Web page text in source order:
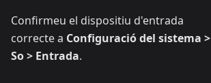
Confirmeu el dispositiu d'entrada
correcte a Configuració del sistema >
So > Entrada.